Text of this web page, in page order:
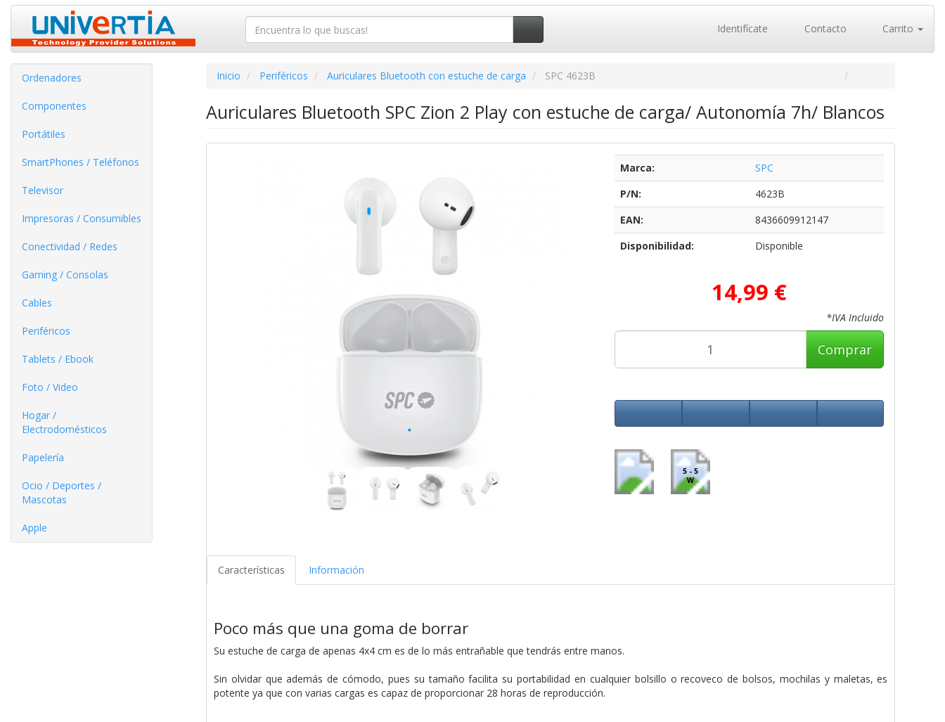
Identifícate Contacto Carrito
Ordenadores
Componentes
Portátiles
SmartPhones / Teléfonos
Televisor
Impresoras / Consumibles
Conectividad / Redes
Gaming / Consolas
Cables
Periféricos
Tablets / Ebook
Foto / Video
Hogar /
Electrodomésticos
Papelería
Ocio / Deportes /
Mascotas
Apple
Inicio Periféricos Auriculares Bluetooth con estuche de carga SPC 4623B
Auriculares Bluetooth SPC Zion 2 Play con estuche de carga/ Autonomía 7h/ Blancos
Marca:
SPC
P/N:
4623B
EAN:
8436609912147
Disponibilidad:
Disponible
14,99 €
*IVA Incluido
Comprar
5 - 5
W
Características Información
Poco más que una goma de borrar
Su estuche de carga de apenas 4x4 cm es de lo más entrañable que tendrás entre manos.
Sin olvidar que además de cómodo, pues su tamaño facilita su portabilidad en cualquier bolsillo o recoveco de bolsos, mochilas y maletas, es
potente ya que con varias cargas es capaz de proporcionar 28 horas de reproducción.